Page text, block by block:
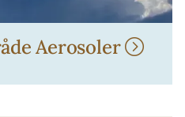
Aerosoler